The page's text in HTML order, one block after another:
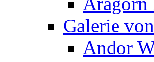
Galerie
Andor